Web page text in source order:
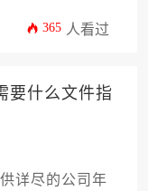
心资料与材料
晰、实用且具
重要的法定程
。
365 人看过
要什么文件指
详尽的公司年